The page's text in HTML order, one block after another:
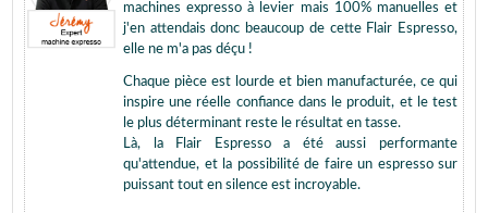
machines expresso à levier mais 100% manuelles et
j'en attendais donc beaucoup de cette Flair Espresso,
elle ne m'a pas déçu !
Chaque pièce est lourde et bien manufacturée, ce qui
inspire une réelle confiance dans le produit, et le test
le plus déterminant reste le résultat en tasse.
Là, la Flair Espresso a été aussi performante
qu'attendue, et la possibilité de faire un espresso sur
puissant tout en silence est incroyable.